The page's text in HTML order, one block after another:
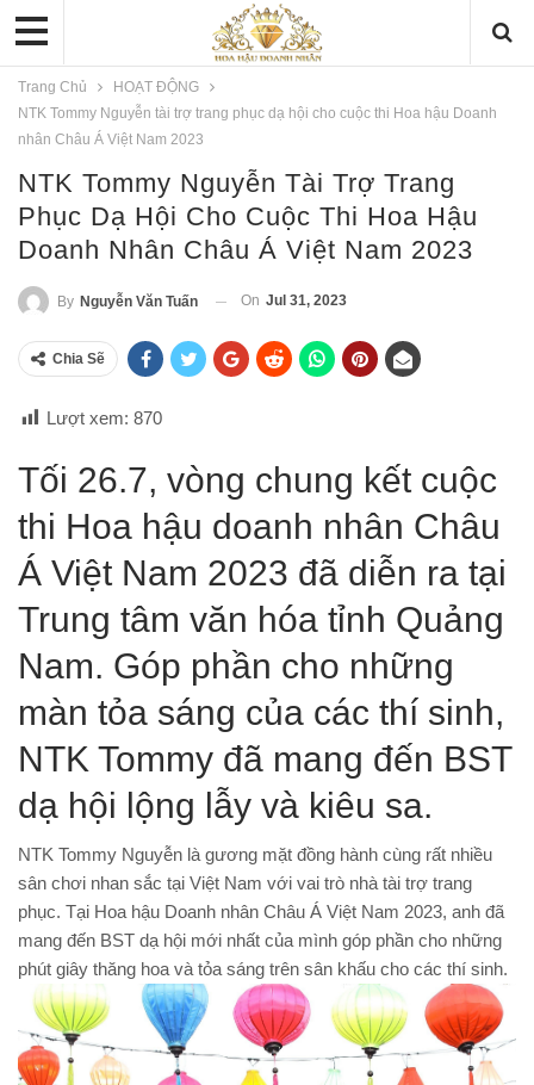
Trang Chủ
HOẠT ĐỘNG
NTK Tommy Nguyễn tài trợ trang phục dạ hội cho cuộc thi Hoa hậu Doanh
nhân Châu Á Việt Nam 2023
NTK Tommy Nguyễn Tài Trợ Trang
Phục Dạ Hội Cho Cuộc Thi Hoa Hậu
Doanh Nhân Châu Á Việt Nam 2023
By Nguyễn Văn Tuấn On Jul 31, 2023
Chia Sẽ
Lượt xem: 870
Tối 26.7, vòng chung kết cuộc
thi Hoa hậu doanh nhân Châu
Á Việt Nam 2023 đã diễn ra tại
Trung tâm văn hóa tỉnh Quảng
Nam. Góp phần cho những
màn tỏa sáng của các thí sinh,
NTK Tommy đã mang đến BST
dạ hội lộng lẫy và kiêu sa.
NTK Tommy Nguyễn là gương mặt đồng hành cùng rất nhiều
sân chơi nhan sắc tại Việt Nam với vai trò nhà tài trợ trang
phục. Tại Hoa hậu Doanh nhân Châu Á Việt Nam 2023, anh đã
mang đến BST dạ hội mới nhất của mình góp phần cho những
phút giây thăng hoa và tỏa sáng trên sân khấu cho các thí sinh.